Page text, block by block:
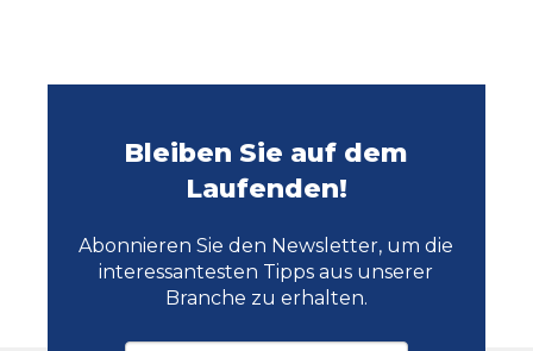
Bleiben Sie auf dem
Laufenden!
Abonnieren Sie den Newsletter, um die
interessantesten Tipps aus unserer
Branche zu erhalten.